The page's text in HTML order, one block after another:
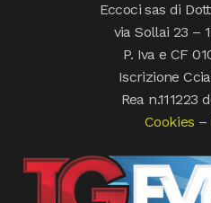
Eccoci sas di
via Sollai 23 –
P. Iva e CF
Iscrizione
Rea n.111223
Cookies –